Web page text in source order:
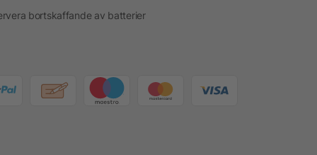
bortskaffande av batterier